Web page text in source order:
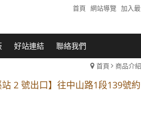
首頁 網站導覽 加入
好站連結 聯絡我們
首頁 商品介紹
段 到永平路路口(樂華夜市口)門
2 號出口】往中山路1段139號